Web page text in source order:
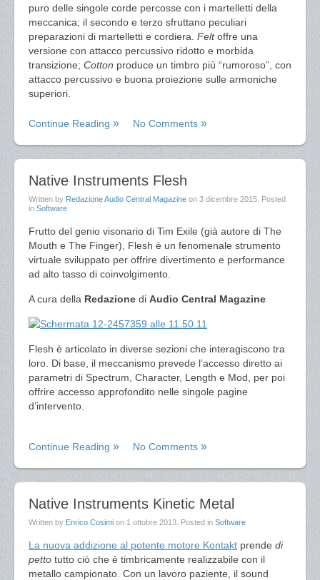
puro delle singole corde percosse con i martelletti della
meccanica; il secondo e terzo sfruttano peculiari
preparazioni di martelletti e cordiera. Feltoffre una
versione con attacco percussivo ridotto e morbida
transizione; Cotton produce un timbro più “rumoroso”, con
attacco percussivo e buona proiezione sulle armoniche
superiori.
Continue Reading No Comments
Native Instruments Flesh
Written by Redazione Audio Central Magazine on 3 dicembre 2015 . Posted
in Software
Frutto del genio visonario di Tim Exile (già autore di The
Mouth e The Finger), Flesh è un fenomenale strumento
virtuale sviluppato per offrire divertimento e performance
ad alto tasso di coinvolgimento.
A cura della Redazione di Audio Central Magazine
Flesh è articolato in diverse sezioni che interagiscono tra
loro. Di base, il meccanismo prevede l’accesso diretto ai
parametri di Spectrum, Character, Length e Mod, per poi
offrire accesso approfondito nelle singole pagine
d’intervento.
Continue Reading No Comments
Native Instruments Kinetic Metal
Written by Enrico Cosimi on 1 ottobre 2013 . Posted in Software
La nuova addizione al potente motore Kontakt prende di
petto tutto ciò che è timbricamente realizzabile con il
metallo campionato. Con un lavoro paziente, il sound